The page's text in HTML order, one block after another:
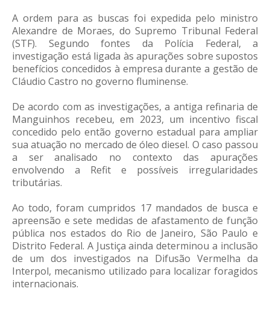
A ordem para as buscas foi expedida pelo ministro
Alexandre de Moraes, do Supremo Tribunal Federal
(STF). Segundo fontes da Polícia Federal, a
investigação está ligada às apurações sobre supostos
benefícios concedidos à empresa durante a gestão de
Cláudio Castro no governo fluminense.
De acordo com as investigações, a antiga refinaria de
Manguinhos recebeu, em 2023, um incentivo fiscal
concedido pelo então governo estadual para ampliar
sua atuação no mercado de óleo diesel. O caso passou
a ser analisado no contexto das apurações
envolvendo a Refit e possíveis irregularidades
tributárias.
Ao todo, foram cumpridos 17 mandados de busca e
apreensão e sete medidas de afastamento de função
pública nos estados do Rio de Janeiro, São Paulo e
Distrito Federal. A Justiça ainda determinou a inclusão
de um dos investigados na Difusão Vermelha da
Interpol, mecanismo utilizado para localizar foragidos
internacionais.